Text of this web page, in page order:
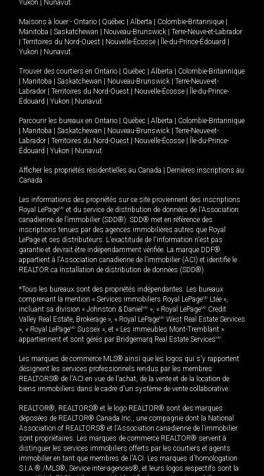
Yukon
Nunavut.
Maisons à louer - Ontario Québec Alberta Colombie-Britannique
Manitoba
Saskatchewan Nouveau-Brunswick
Terre-Neuve-et-Labrador
Territoires du Nord-Ouest Nouvelle-Écosse Île-du-Prince-Édouard
Yukon
Nunavut.
Trouver des courtiers en Ontario Québec Alberta
Colombie-Britannique
Manitoba Saskatchewan Nouveau-Brunswick
Terre-Neuve-et-
Labrador
Territoires du Nord-Ouest Nouvelle-Écosse
Île-du-Prince-
Édouard
Yukon Nunavut
Parcourir les bureaux en Ontario Québec Alberta
Colombie-Britannique
Manitoba Saskatchewan Nouveau-Brunswick
Terre-Neuve-et-
Labrador
Territoires du Nord-Ouest Nouvelle-Écosse
Île-du-Prince-
Édouard
Yukon Nunavut
Afficher les propriétés résidentielles au Canada
Dernières inscriptions au
Canada
Les informations des propriétés sur ce site proviennent des inscriptions
Royal LePageMD et du service de distribution de données de l'Association
canadienne de l’immobilier (SDD®). SDD® met en référence des
inscriptions tenues par des agences immobilières autres que Royal
LePage et ses distributeurs. L'exactitude de l'information n'est pas
garantie et devrait être indépendamment vérifiée. La marque DDF®
appartient à l'Association canadienne de l’immobilier (ACI) et identifie le
REALTOR.ca Installation de distribution de données (SDD®).
*Tous les bureaux sont des propriétés indépendantes. Les bureaux
comprenant la mention « Services immobiliers Royal LePageMD Ltée »,
incluant sa division « Johnston & Daniel MD », « Royal LePageMD Credit
Valley Real Estate, Brokerage », « Royal LePageMD West Real Estate Services
», « Royal LePageMD Sussex », et « Les immeubles Mont-Tremblant »
appartiennent et sont gérés par Bridgemarq Real Estate ServicesMD.
Les marques de commerce MLS® ainsi que les logos qui s'y rapportent
désignent les services professionnels rendus par les membres
REALTORS® de l'ACI en vue de l'achat, de la vente et de la location de
biens immobiliers dans le cadre d'un système de vente collaborative.
REALTOR®, REALTORS® et le logo REALTOR® sont des marques
déposées de REALTOR® Canada Inc., une compagnie dont la National
Association of REALTORS® et l'Association canadienne de l’immobilier
sont propriétaires. Les marques de commerce REALTOR® servent à
distinguer les services immobiliers offerts par les courtiers et agents
immobilier en tant que membres de l'ACI. Les marques d'homologation
S.I.A.® /MLS®, Service inter-agences®, et leurs logos respectifs sont la